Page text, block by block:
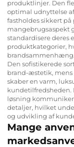
produktlinjer. Den
optimal udnyttelse
fastholdes sikkert på
mangebrugsaspekt
standardisere deres
produktkategorier,
brandsammenhæng.
Den sofistikerede
brand-æstetik,
skaber en varm,
kundetilfredsheden.
løsning
detaljer, hvilket
og udvikling af
Mange